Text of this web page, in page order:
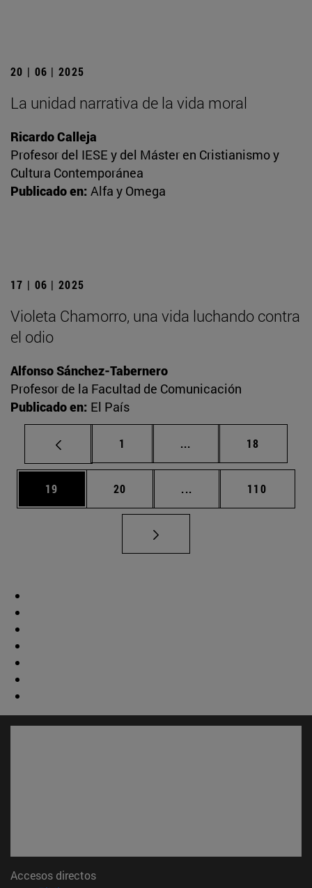
20 | 06 | 2025
La unidad narrativa de la vida moral
Ricardo Calleja
Profesor del IESE y del Máster en Cristianismo y
Cultura Contemporánea
Publicado en: Alfa y Omega
17 | 06 | 2025
Violeta Chamorro, una vida luchando contra
el odio
Alfonso Sánchez-Tabernero
Profesor de la Facultad de Comunicación
Publicado en: El País
Página
1 ... Páginas intermedias
Página
18
Página
19 Página
20 ... Páginas intermedias
Página
110
Accesos directos